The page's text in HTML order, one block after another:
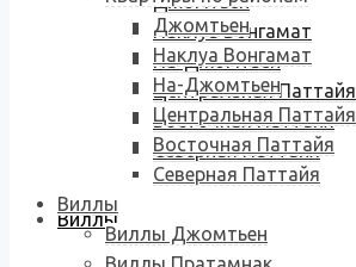
Наклуа Вонгамат
На-Джомтьен
Центральная Паттайя
Восточная Паттайя
Северная Паттайя
Виллы
Джомтьен
Наклуа Вонгамат
На-Джомтьен
Центральная Паттайя
Восточная Паттайя
Северная Паттайя
Виллы
Виллы Джомтьен